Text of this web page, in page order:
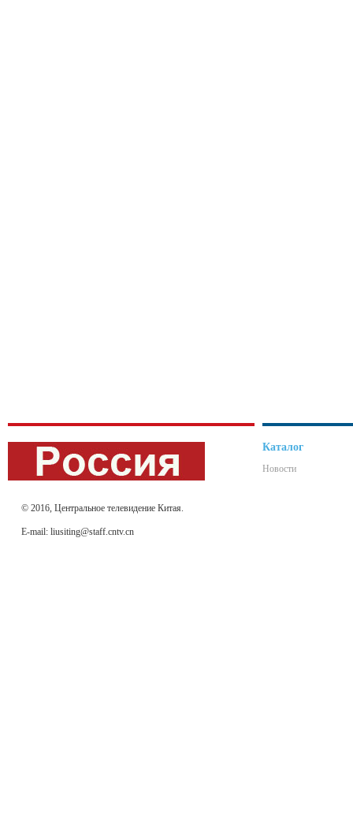
© 2016, Центральное телевидение Китая.
E-mail: liusiting@staff.cntv.cn
Каталог
Новости